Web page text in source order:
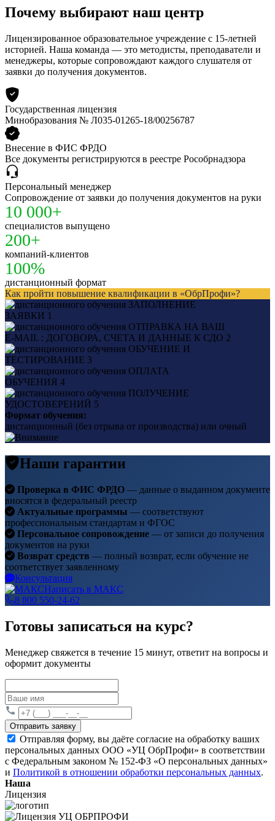
Почему выбирают наш центр
Лицензированное образовательное учреждение с 15-летней
историей. Наша команда — это методисты, преподаватели и
менеджеры, которые сопровождают каждого слушателя от
заявки до получения документов.
Государственная лицензия
Минобразования № Л035-01265-18/00256787
Внесение в ФИС ФРДО
Все документы регистрируются в реестре Рособрнадзора
Персональный менеджер
Сопровождение от заявки до получения документов на руки
10 000+
специалистов выпущено
200+
компаний-клиентов
100%
дистанционный формат
Как пройти повышение квалификации в «ОбрПрофи»?
ЗАПОЛНЕНИЕ
ЗАЯВКИ 1
ОТПРАВКА НА ВАШ
E-MAIL : ДОГОВОРА, СЧЕТА И ДАННЫЕ К СДО 2
ОБУЧЕНИЕ И
ТЕСТИРОВАНИЕ 3
ОПЛАТА
ОБУЧЕНИЯ 4
ПОЛУЧЕНИЕ
УДОСТОВЕРЕНИЙ 5
Формат обучения:
дистанционный (без отрыва от производства) или очный
Наши гарантии
Проверка в ФИС ФРДО — данные о выданном документе
вносятся в федеральный реестр
Актуальные программы — соответствуют
профессиональным стандартам и ФГОС
Персональное сопровождение — от записи до получения
документов на руки
Возврат средств — полный возврат, если обучение не
соответствует заявленному
Консультация
Написать в МАКС
8 800 550-24-62
Готовы записаться на курс?
Менеджер свяжется в течение 15 минут, ответит на вопросы и
оформит документы
Отправить заявку
Отправляя форму, вы даёте согласие на обработку ваших
персональных данных ООО «УЦ ОбрПрофи» в соответствии
с Федеральным законом № 152-ФЗ «О персональных данных»
и Политикой в отношении обработки персональных данных.
Наша
Лицензия